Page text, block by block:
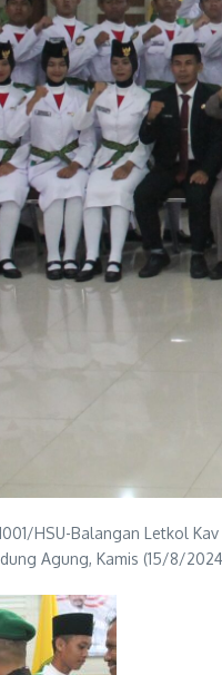
HSU-Balangan Letkol
Agung, Kamis (15/8/